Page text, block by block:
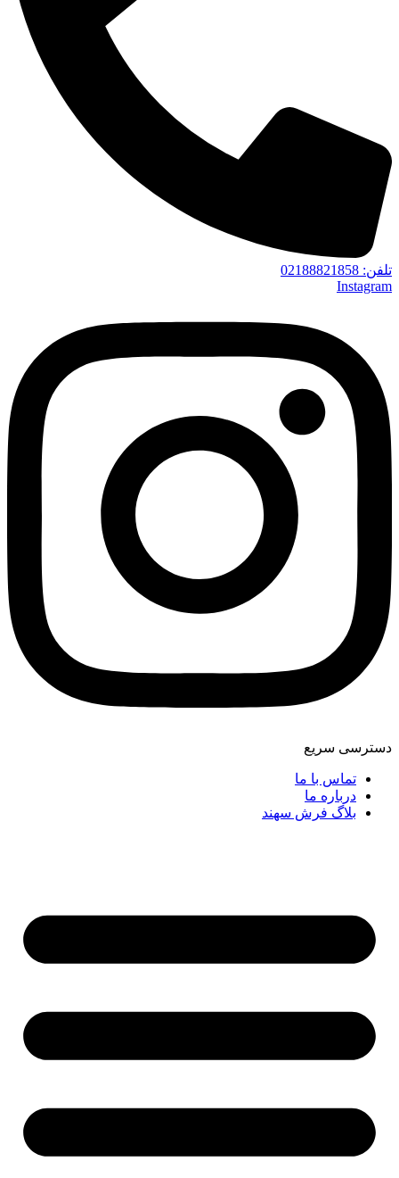
تلفن‌: 02188821858
Instagram
دسترسی سریع
تماس با ما
درباره ما
بلاگ فرش سهند